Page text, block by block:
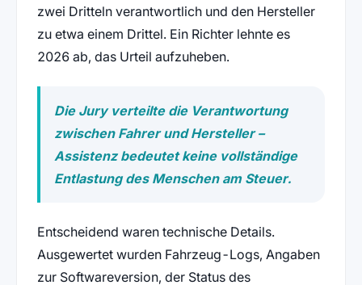
zwei Dritteln verantwortlich und den Hersteller
zu etwa einem Drittel. Ein Richter lehnte es
2026 ab, das Urteil aufzuheben.
Die Jury verteilte die Verantwortung
zwischen Fahrer und Hersteller –
Assistenz bedeutet keine vollständige
Entlastung des Menschen am Steuer.
Entscheidend waren technische Details.
Ausgewertet wurden Fahrzeug-Logs, Angaben
zur Softwareversion, der Status des